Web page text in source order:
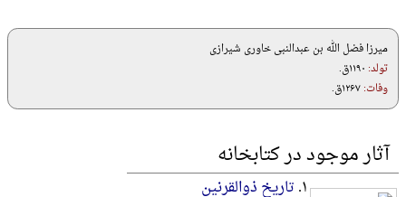
میرزا فضل الله بن عبدالنبی خاوری شیرازی
تولد:
وفات:۱۲۶۷ق.
آثار موجود در کتابخانه
۱. تاریخ ذوالقرنین